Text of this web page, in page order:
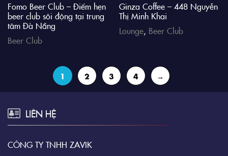
Fomo Beer Club – Điểm hẹn
beer club sôi động tại trung
tâm Đà Nẵng
Beer Club
Ginza Coffee – 448 Nguyễn
Thị Minh Khai
Lounge, Beer Club
1 2 3 4 →
LIÊN HỆ
CÔNG TY TNHH ZAVIK